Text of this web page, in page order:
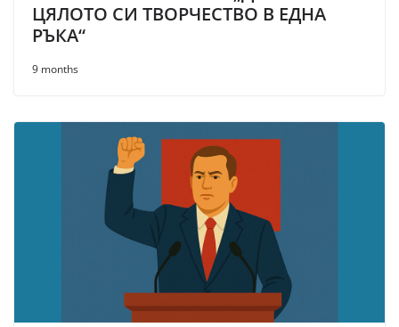
ЦЯЛОТО СИ ТВОРЧЕСТВО В ЕДНА
РЪКА“
9 months